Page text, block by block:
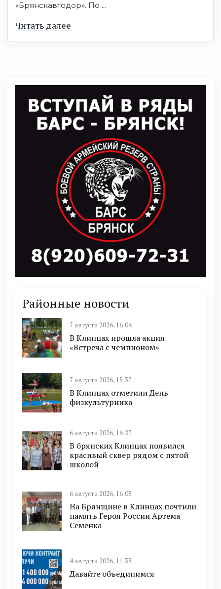
«Брянскавтодор». По ...
Читать далее
Районные новости
7 августа 2026, 16:04
В Клинцах прошла акция
«Встреча с чемпионом»
7 августа 2026, 15:37
В Клинцах отметили День
физкультурника
6 августа 2026, 16:27
В брянских Клинцах появился
красивый сквер рядом с пятой
школой
6 августа 2026, 16:05
На Брянщине в Клинцах почтили
память Героя России Артема
Семенка
4 августа 2026, 11:35
Давайте объединимся